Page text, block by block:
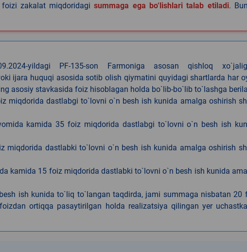
foizi zakalat miqdoridagisummaga ega bo‘lishlari talab etiladi.
yildagi PF-135-son Farmoniga asosan qishloq
ijara huquqi asosida sotib olish qiymatini quyidagi shartlarda har
asosiy stavkasida foiz hisoblagan holda bo`lib-bo`lib to`lashga
miqdorida dastlabgi to`lovni o`n besh ish kunida amalga oshirish
kamida 35 foiz miqdorida dastlabgi to`lovni o`n besh ish
miqdorida dastlabki to`lovni o`n besh ish kunida amalga oshirish
kamida 15 foiz miqdorida dastlabki to`lovni o`n besh ish kunida
ish kunida to`liq to`langan taqdirda, jami summaga nisbatan 20
ortiqqa pasaytirilgan holda realizatsiya qilingan yer